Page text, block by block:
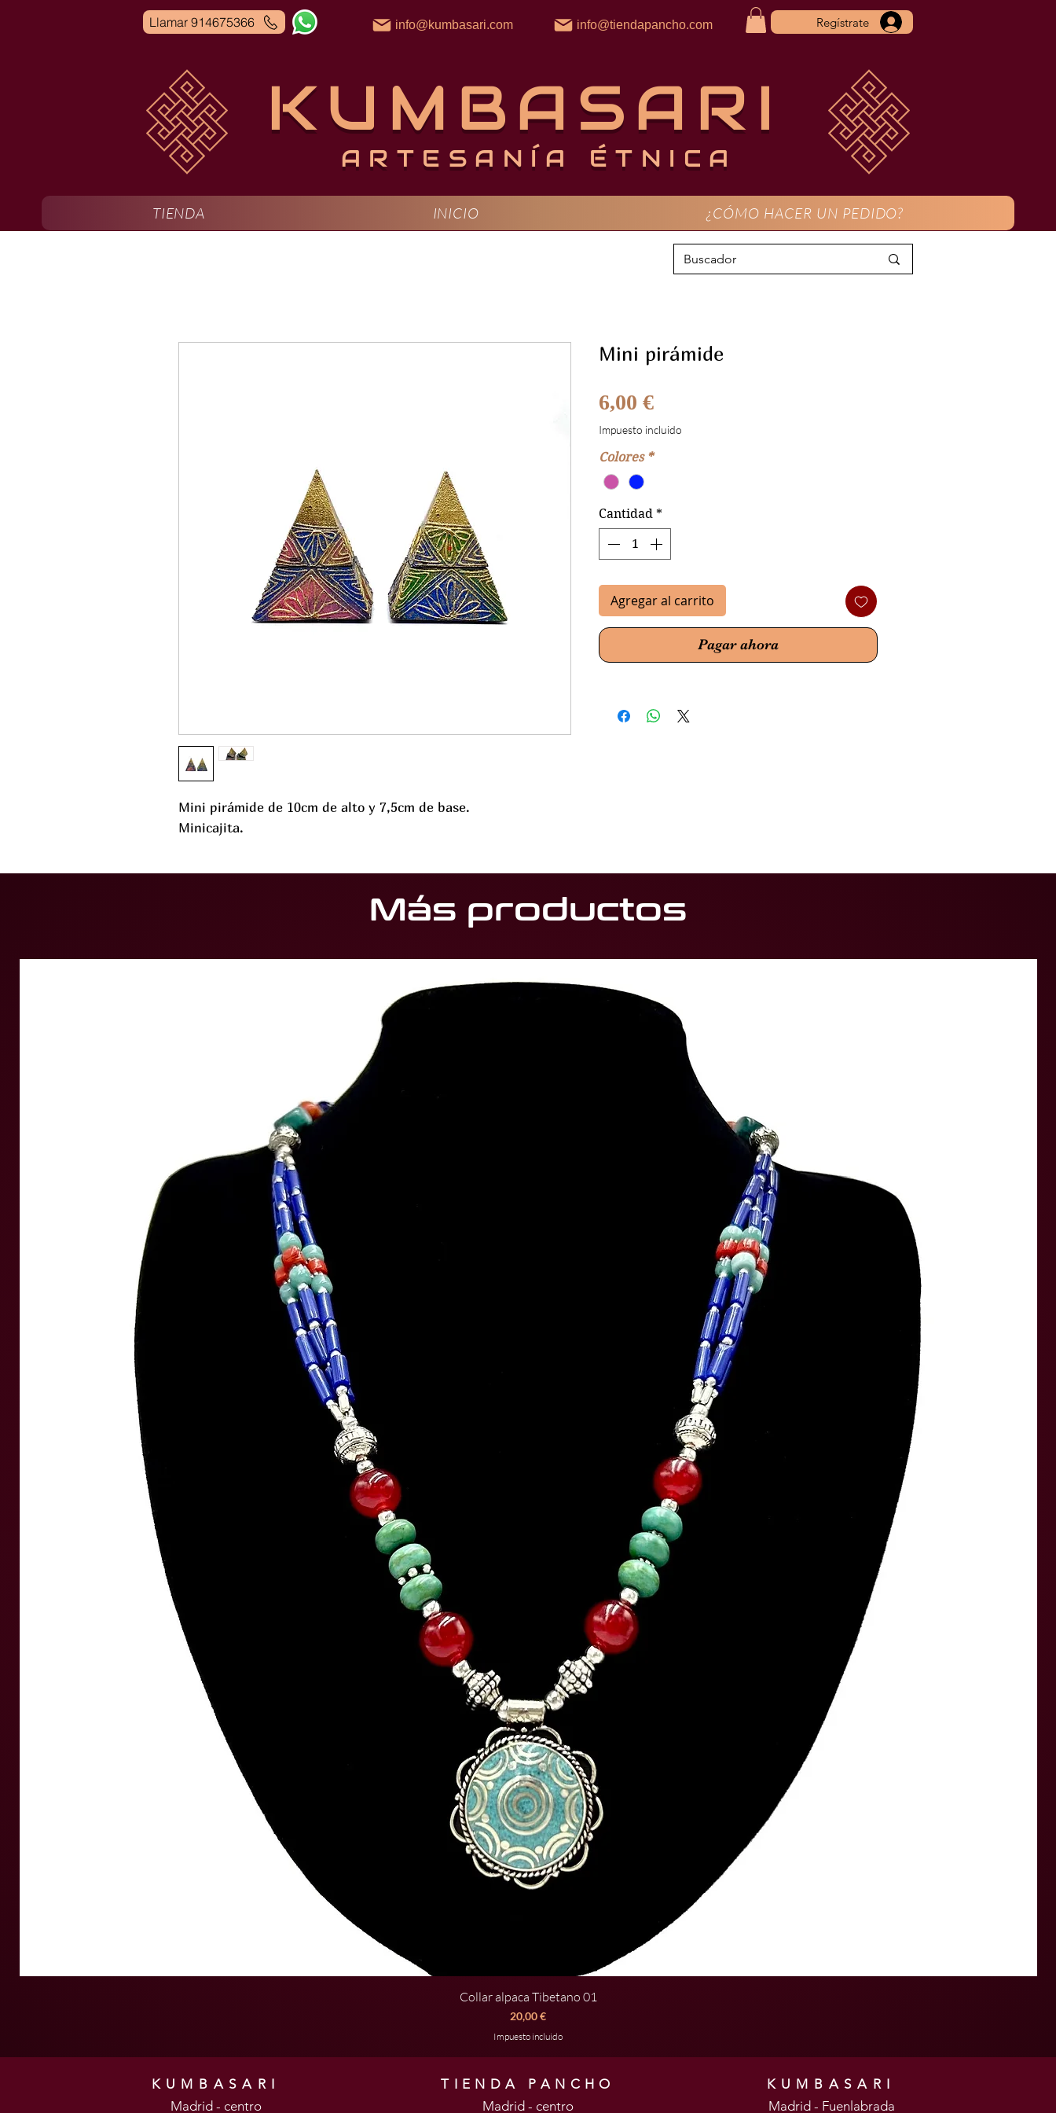
Llamar 914675366 info@kumbasari.com info@tiendapancho.com Regístrate
KUMBASARI
TIENDA INICIO ¿CÓMO HACER UN PEDIDO?
ARTESANÍA ÉTNICA
Mini pirámide de 10cm de alto y 7,5cm de base.
Minicajita.
Mini pirámide
6,00 €Precio
Impuesto incluido
Colores *
Cantidad *
Agregar al carrito
Pagar ahora
Más productos
Vista rápida
Collar alpaca Tibetano 01
Precio
20,00 €
Impuesto incluido
KUMBASARI
Madrid - centro
TIENDA PANCHO
Madrid - centro
KUMBASARI
Madrid - Fuenlabrada